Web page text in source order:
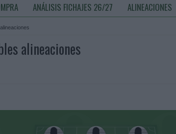
ANÁLISIS FICHAJES 26/27 ALINEACIONES
alineaciones